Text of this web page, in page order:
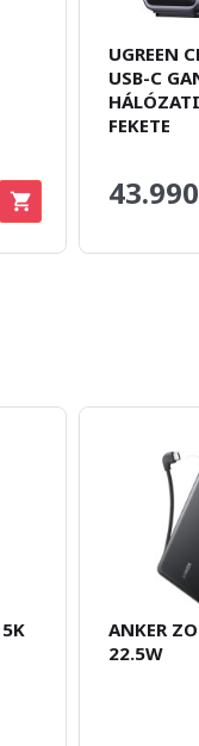
UGREEN
USB-C
FEKETE
ANKER
22.5W